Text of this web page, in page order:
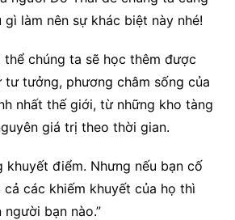
làm nên sự khác biệt này nhé!
chúng ta sẽ học thêm được
tưởng, phương châm sống của
nhất thế giới, từ những kho tàng
giá trị theo thời gian.
khuyết điểm. Nhưng nếu bạn cố
các khiếm khuyết của họ thì
bạn nào.”